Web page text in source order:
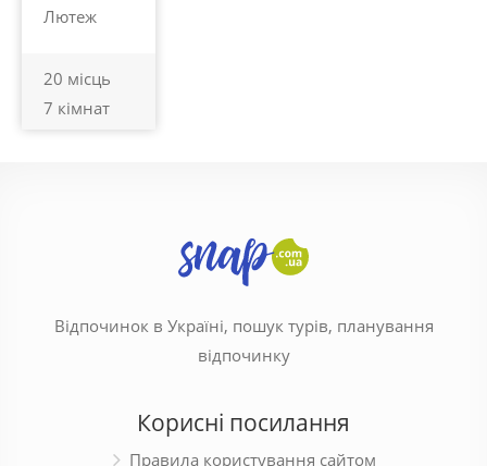
Лютеж
20 місць
7 кімнат
Відпочинок в Україні, пошук турів, планування
відпочинку
Корисні посилання
Правила користування сайтом